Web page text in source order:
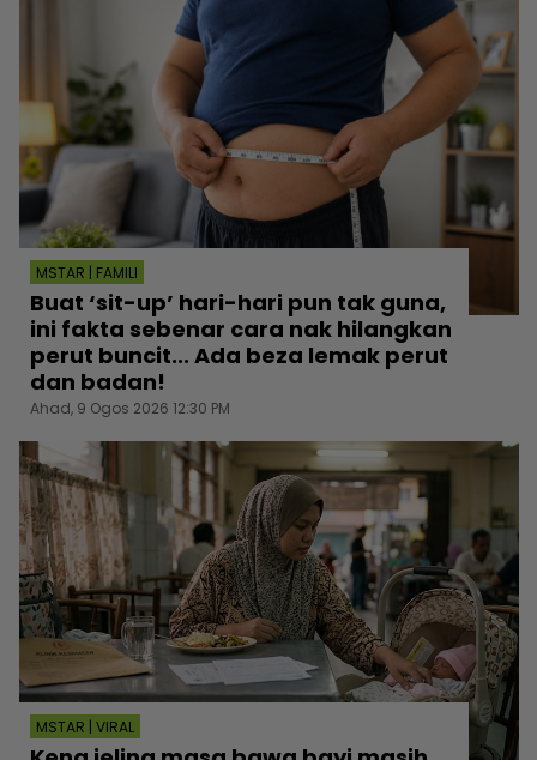
MSTAR | FAMILI
Buat ‘sit-up’ hari-hari pun tak guna,
ini fakta sebenar cara nak hilangkan
perut buncit... Ada beza lemak perut
dan badan!
Ahad, 9 Ogos 2026 12:30 PM
MSTAR | VIRAL